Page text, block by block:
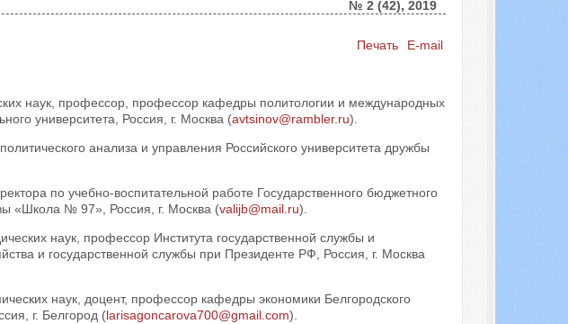
№ 2 (42), 2019
Печать
E-mail
наук, профессор, профессор кафедры политологии и международных
университета, Россия, г. Москва (avtsinov@rambler.ru).
анализа и управления Российского университета дружбы
по учебно-воспитательной работе Государственного бюджетного
«Школа № 97», Россия, г. Москва (valijb@mail.ru).
наук, профессор Института государственной службы и
и государственной службы при Президенте РФ, Россия, г. Москва
наук, доцент, профессор кафедры экономики Белгородского
г. Белгород (larisagoncarova700@gmail.com).